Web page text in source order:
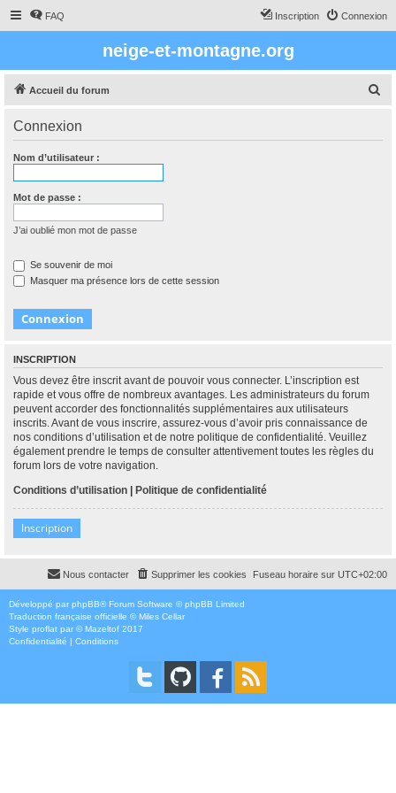
FAQ Connexion
Inscription
neige-et-montagne.org
Accueil du forum
Connexion
Nom d’utilisateur :
Mot de passe :
J’ai oublié mon mot de passe
Se souvenir de moi
Masquer ma présence lors de cette session
INSCRIPTION
Vous devez être inscrit avant de pouvoir vous connecter. L’inscription est
rapide et vous offre de nombreux avantages. Les administrateurs du forum
peuvent accorder des fonctionnalités supplémentaires aux utilisateurs
inscrits. Avant de vous inscrire, assurez-vous d’avoir pris connaissance de
nos conditions d’utilisation et de notre politique de confidentialité. Veuillez
également prendre le temps de consulter attentivement toutes les règles du
forum lors de votre navigation.
Conditions d’utilisation | Politique de confidentialité
Inscription
Fuseau horaire sur UTC+02:00
Supprimer les cookies
Nous contacter
Développé par phpBB® Forum Software © phpBB Limited
Traduction française officielle ©Miles Cellar
Style proflat par ©Mazeltof 2017
Confidentialité | Conditions